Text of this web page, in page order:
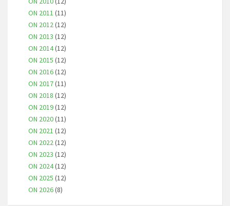
ON 2011 (11)
ON 2012(12)
ON 2013 (12)
ON 2014(12)
ON 2015 (12)
ON 2016(12)
ON 2017(11)
ON 2018 (12)
ON 2019(12)
ON 2020(11)
ON 2021 (12)
ON 2022(12)
ON 2023 (12)
ON 2024(12)
ON 2025 (12)
ON 2026(8)